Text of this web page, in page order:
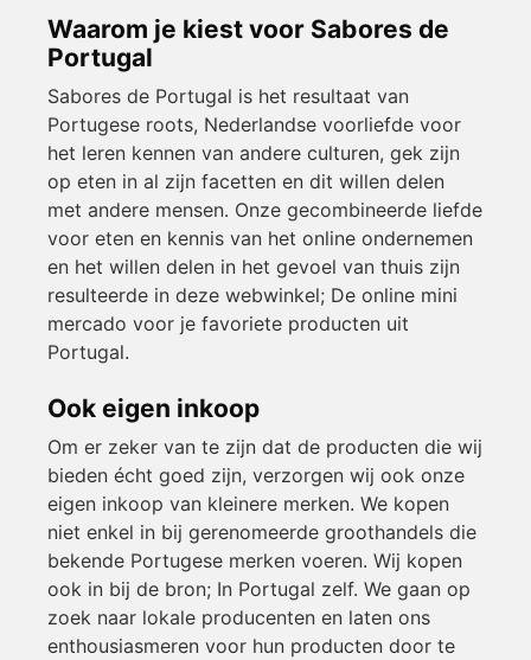
Waarom je kiest voor Sabores de
Portugal
Sabores de Portugal is het resultaat van
Portugese roots, Nederlandse voorliefde voor
het leren kennen van andere culturen, gek zijn
op eten in al zijn facetten en dit willen delen
met andere mensen. Onze gecombineerde liefde
voor eten en kennis van het online ondernemen
en het willen delen in het gevoel van thuis zijn
resulteerde in deze webwinkel; De online mini
mercado voor je favoriete producten uit
Portugal.
Ook eigen inkoop
Om er zeker van te zijn dat de producten die wij
bieden écht goed zijn, verzorgen wij ook onze
eigen inkoop van kleinere merken. We kopen
niet enkel in bij gerenomeerde groothandels die
bekende Portugese merken voeren. Wij kopen
ook in bij de bron; In Portugal zelf. We gaan op
zoek naar lokale producenten en laten ons
enthousiasmeren voor hun producten door te